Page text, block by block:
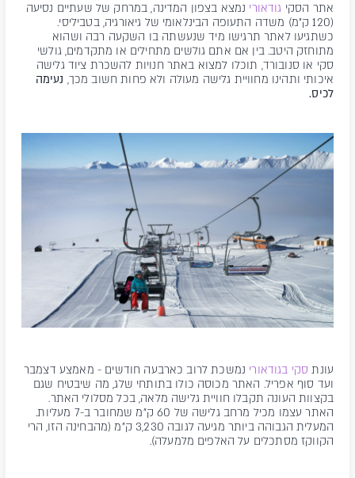
אתר הסקי גודאורי נמצא בצפון המדינה, במרחק של שעתיים נסיעה
(120 ק"מ) משדה התעופה הבינלאומי של גיאורגיה, בטביליסי.
כשתגיעו לאתר תרגישו מיד שנעשתה בו השקעה רבה ושהוא
מתוחזק היטב. בין אם אתם גולשים מתחילים או מתקדמים, גולשי
סקי או סנובורד, תוכלו למצוא באתר חנויות להשכרת ציוד גלישה
איכותי ותהינו מחוויית גלישה מעולה ולא פחות חשוב מכך, נעימה
לכיס.
עונת סקי בגודאורי נמשכת לרוב כארבעה חודשים - מאמצע דצמבר
ועד סוף אפריל. האתר מכוסה כולו בתותחי שלג, מה שיבטיח שגם
בקצוות העונה תקבלו חוויית גלישה מלאה, בכל מסלולי האתר.
האתר עצמו מכיל מרחב גלישה של 60 ק"מ שמחובר ב-7 מעליות.
המעלית הגבוהה ביותר מגיעה לגובה 3,230 ק"מ (מהבחינה הזו, הרי
הקווקז מסתכלים על האלפים מלמעלה).